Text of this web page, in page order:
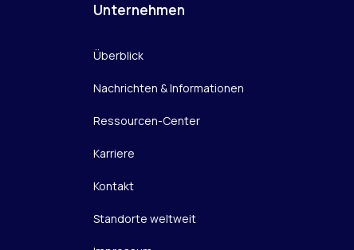
Unternehmen
Überblick
Nachrichten & Informationen
Ressourcen-Center
Karriere
Kontakt
Standorte weltweit